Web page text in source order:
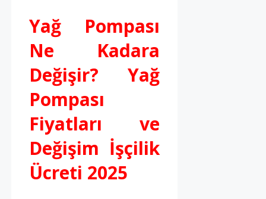
Yağ Pompası
Ne Kadara
Değişir? Yağ
Pompası
Fiyatları ve
Değişim İşçilik
Ücreti 2025